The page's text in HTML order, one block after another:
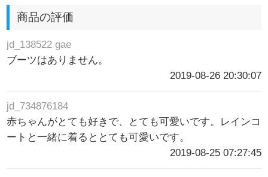
商品の評価
jd_138522 gae
ブーツはありません。
2019-08-26 20:30:07
jd_734876184
赤ちゃんがとても好きで、とても可愛いです。レインコ
ートと一緒に着るととても可愛いです。
2019-08-25 07:27:45